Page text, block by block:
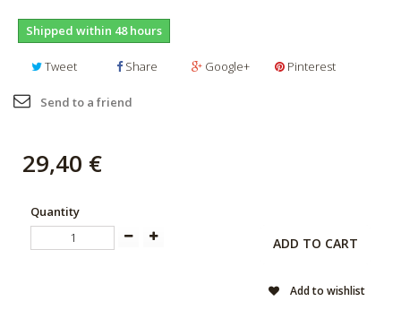
Shipped within 48 hours
Tweet Share Google+ Pinterest
Send to a friend
29,40 €
Quantity
ADD TO CART
Add to wishlist